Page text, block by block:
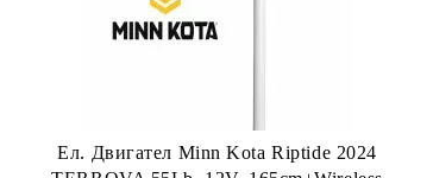
Ел. Двигател Minn Kota Riptide 2024